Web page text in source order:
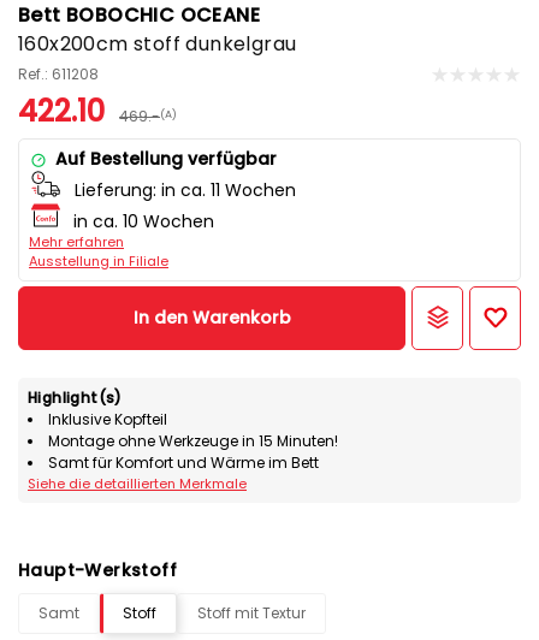
Bett BOBOCHIC OCEANE
160x200cm stoff dunkelgrau
Ref.: 611208
422.10 469.-(A)
Auf Bestellung verfügbar
Lieferung: in ca. 11 Wochen
in ca. 10 Wochen
Mehr erfahren
Ausstellung in Filiale
In den Warenkorb
Highlight(s)
Inklusive Kopfteil
Montage ohne Werkzeuge in 15 Minuten!
Samt für Komfort und Wärme im Bett
Siehe die detaillierten Merkmale
Haupt-Werkstoff
Samt Stoff Stoff mit Textur